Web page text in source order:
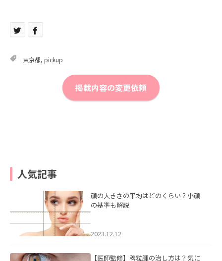
東京都, pickup
掲載内容の変更依頼
人気記事
顔の大きさの平均はどのくらい？小顔
の基準も解説
2023.12.12
【医師監修】稗粒腫の治し方は？気に